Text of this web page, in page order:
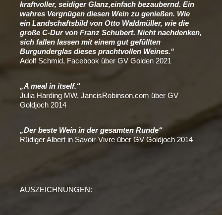
kraftvoller, seidiger Glanz,einfach bezaubernd. Ein
wahres Vergnügen diesen Wein zu genießen. Wie
ein Landschaftsbild von Otto Waldmüller, wie die
große C-Dur von Franz Schubert. Nicht nachdenken,
sich fallen lassen mit einem gut gefüllten
Burgunderglas dieses prachtvollen Weines.“
Adolf Schmid, Facebook über GV Golden 2021
„A meal in itself.“
Julia Harding MW,JancisRobinson.com über GV
Goldjoch 2014
„Der beste Wein in der gesamten Runde“
Rüdiger Albert in Savoir-Vivre über GV Goldjoch 2014
AUSZEICHNUNGEN: